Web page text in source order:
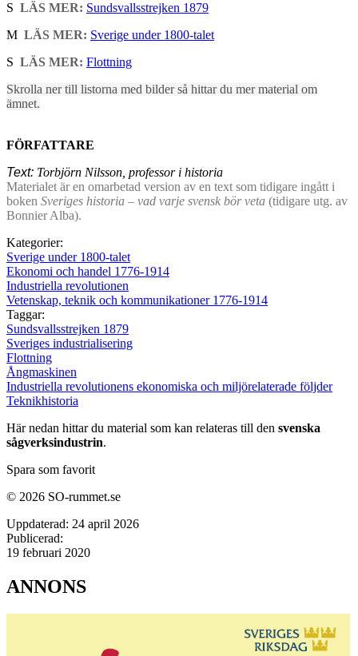
S LÄS MER: Sundsvallsstrejken 1879
M LÄS MER: Sverige under 1800-talet
S LÄS MER: Flottning
Skrolla ner till listorna med bilder så hittar du mer material om
ämnet.
FÖRFATTARE
Text: Torbjörn Nilsson, professor i historia
Materialet är en omarbetad version av en text som tidigare ingått i
boken Sveriges historia – vad varje svensk bör veta (tidigare utg. av
Bonnier Alba).
Kategorier:
Sverige under 1800-talet
Ekonomi och handel 1776-1914
Industriella revolutionen
Vetenskap, teknik och kommunikationer 1776-1914
Taggar:
Sundsvallsstrejken 1879
Sveriges industrialisering
Flottning
Ångmaskinen
Industriella revolutionens ekonomiska och miljörelaterade följder
Teknikhistoria
Här nedan hittar du material som kan relateras till den svenska
sågverksindustrin.
Spara som favorit
© 2026 SO-rummet.se
Uppdaterad: 24 april 2026
Publicerad:
19 februari 2020
ANNONS